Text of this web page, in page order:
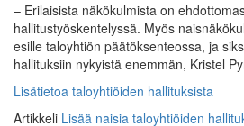
– Erilaisista näkökulmista on
hallitustyöskentelyssä. Myös
esille taloyhtiön päätöksenteossa, ja
hallituksiin nykyistä enemmän, Kristel
Lisätietoa taloyhtiöiden hallituksista
Artikkeli Lisää naisia taloyhtiöiden